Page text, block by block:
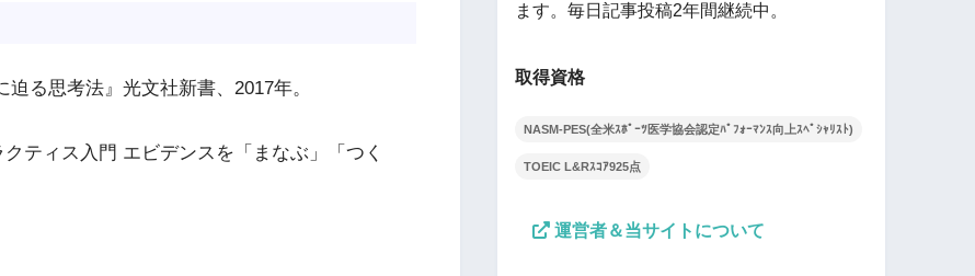
る思考法』光文社新書、2017年。
ティス入門 エビデンスを「まなぶ」「つく
ます。毎日記事投稿2年間継続中。
取得資格
NASM-PES(全米ｽﾎﾟｰﾂ医学協会認定ﾊﾟﾌｫｰﾏﾝｽ向上ｽﾍﾟｼｬﾘｽﾄ)
TOEIC L&Rｽｺｱ925点
運営者＆当サイトについて